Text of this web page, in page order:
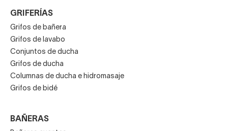
GRIFERÍAS
Grifos de bañera
Grifos de lavabo
Conjuntos de ducha
Grifos de ducha
Columnas de ducha e hidromasaje
Grifos de bidé
BAÑERAS